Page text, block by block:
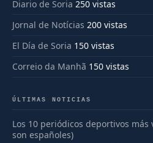
Diario de Soria 250 vistas
Jornal de Notícias 200 vistas
El Día de Soria 150 vistas
Correio da Manhã 150 vistas
ÚLTIMAS NOTICIAS
Los 10 periódicos deportivos
son españoles)